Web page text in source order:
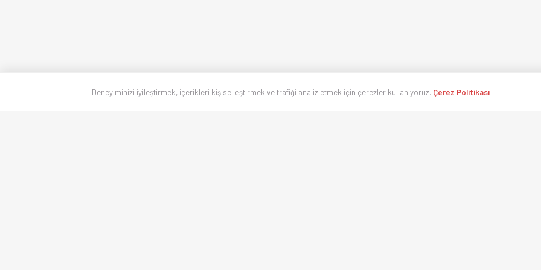
Deneyiminizi iyileştirmek, içerikleri kişiselleştirmek ve trafiği analiz etmek için çerezler kullanıyoruz. Çerez Politikası